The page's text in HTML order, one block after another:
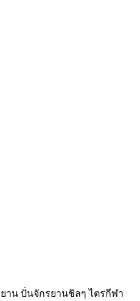
าน ปั่นจักรยานชิลๆ ไตรกีฬา